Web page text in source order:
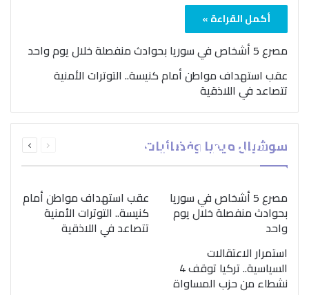
أكمل القراءة »
مصرع 5 أشخاص في سوريا بحوادث منفصلة خلال يوم واحد
عقب استهداف مواطن أمام كنيسة.. التوترات الأمنية
تتصاعد في اللاذقية
سوشيال ميديا وفضائيات الصفحةالصفحة
بمناسبة اليوم الدولي..
“الصحة العالمية” تؤكد
ضرورة اتباع نهج متكامل
لمواجهة إدمان المخدرات
مصرع 5 أشخاص في سوريا
بحوادث منفصلة خلال يوم
واحد
عقب استهداف مواطن أمام
كنيسة.. التوترات الأمنية
تتصاعد في اللاذقية
استمرار الاعتقالات
السياسية.. تركيا توقف 4
نشطاء من حزب المساواة